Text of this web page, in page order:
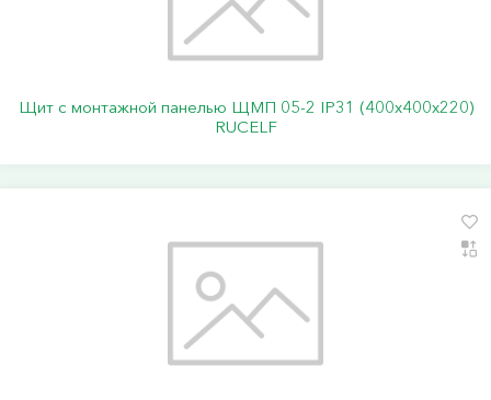
Щит с монтажной панелью ЩМП 05-2 IP31 (400х400х220)
RUCELF